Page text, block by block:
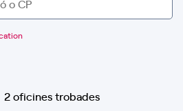
2 oficines trobades